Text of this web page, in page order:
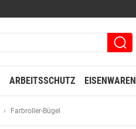
ARBEITSSCHUTZ EISENWAREN
Farbroller-Bügel